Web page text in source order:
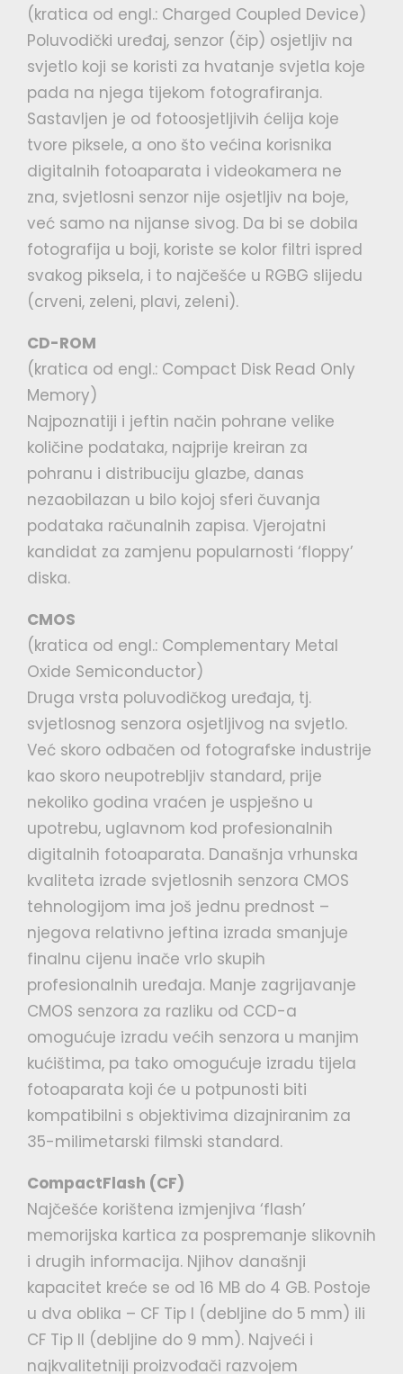
(kratica od engl.: Charged Coupled Device)
Poluvodički uređaj, senzor (čip) osjetljiv na
svjetlo koji se koristi za hvatanje svjetla koje
pada na njega tijekom fotografiranja.
Sastavljen je od fotoosjetljivih ćelija koje
tvore piksele, a ono što većina korisnika
digitalnih fotoaparata i videokamera ne
zna, svjetlosni senzor nije osjetljiv na boje,
već samo na nijanse sivog. Da bi se dobila
fotografija u boji, koriste se kolor filtri ispred
svakog piksela, i to najčešće u RGBG slijedu
(crveni, zeleni, plavi, zeleni).
CD-ROM
(kratica od engl.: Compact Disk Read Only
Memory)
Najpoznatiji i jeftin način pohrane velike
količine podataka, najprije kreiran za
pohranu i distribuciju glazbe, danas
nezaobilazan u bilo kojoj sferi čuvanja
podataka računalnih zapisa. Vjerojatni
kandidat za zamjenu popularnosti ‘floppy’
diska.
CMOS
(kratica od engl.: Complementary Metal
Oxide Semiconductor)
Druga vrsta poluvodičkog uređaja, tj.
svjetlosnog senzora osjetljivog na svjetlo.
Već skoro odbačen od fotografske industrije
kao skoro neupotrebljiv standard, prije
nekoliko godina vraćen je uspješno u
upotrebu, uglavnom kod profesionalnih
digitalnih fotoaparata. Današnja vrhunska
kvaliteta izrade svjetlosnih senzora CMOS
tehnologijom ima još jednu prednost –
njegova relativno jeftina izrada smanjuje
finalnu cijenu inače vrlo skupih
profesionalnih uređaja. Manje zagrijavanje
CMOS senzora za razliku od CCD-a
omogućuje izradu većih senzora u manjim
kućištima, pa tako omogućuje izradu tijela
fotoaparata koji će u potpunosti biti
kompatibilni s objektivima dizajniranim za
35-milimetarski filmski standard.
CompactFlash (CF)
Najčešće korištena izmjenjiva ‘flash’
memorijska kartica za pospremanje slikovnih
i drugih informacija. Njihov današnji
kapacitet kreće se od 16 MB do 4 GB. Postoje
u dva oblika – CF Tip I (debljine do 5 mm) ili
CF Tip II (debljine do 9 mm). Najveći i
najkvalitetniji proizvođači razvojem